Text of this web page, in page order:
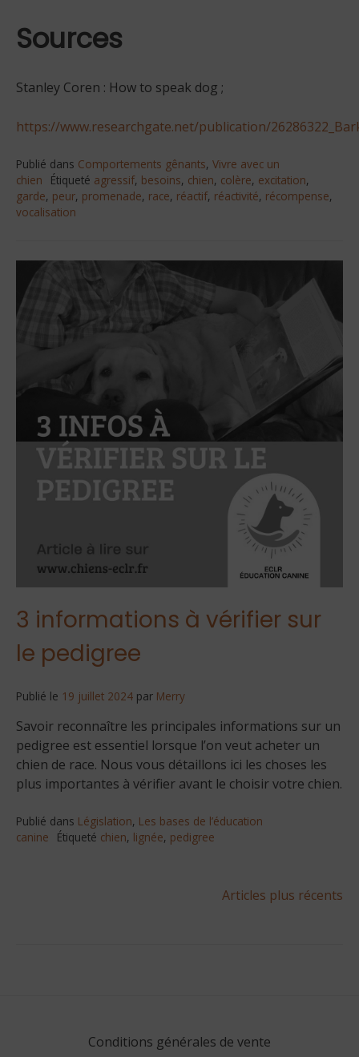
Sources
Stanley Coren : How to speak dog ;
https://www.researchgate.net/publication/
Publié dans Comportements gênants, Vivre avec un
chien
Étiqueté agressif, besoins, chien, colère, excitation,
garde, peur, promenade, race, réactif, réactivité, récompense,
vocalisation
3 informations à vérifier sur
le pedigree
Publié le 19 juillet 2024 par Merry
Savoir reconnaître les principales informations sur un
pedigree est essentiel lorsque l’on veut acheter un
chien de race. Nous vous détaillons ici les choses les
plus importantes à vérifier avant le choisir votre chien.
Publié dans Législation, Les bases de l’éducation
canine
Étiqueté chien, lignée, pedigree
Articles plus récents
Conditions générales de vente